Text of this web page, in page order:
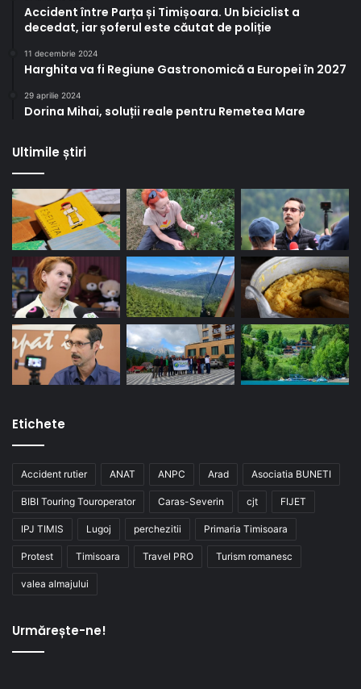
Accident între Parța și Timișoara. Un biciclist a
decedat, iar șoferul este căutat de poliție
11 decembrie 2024
Harghita va fi Regiune Gastronomică a Europei în 2027
29 aprilie 2024
Dorina Mihai, soluții reale pentru Remetea Mare
Ultimile știri
Etichete
Accident rutier ANAT ANPC Arad Asociatia BUNETI
BIBI Touring Touroperator Caras-Severin cjt FIJET
IPJ TIMIS Lugoj perchezitii Primaria Timisoara
Protest Timisoara Travel PRO Turism romanesc
valea almajului
Urmărește-ne!